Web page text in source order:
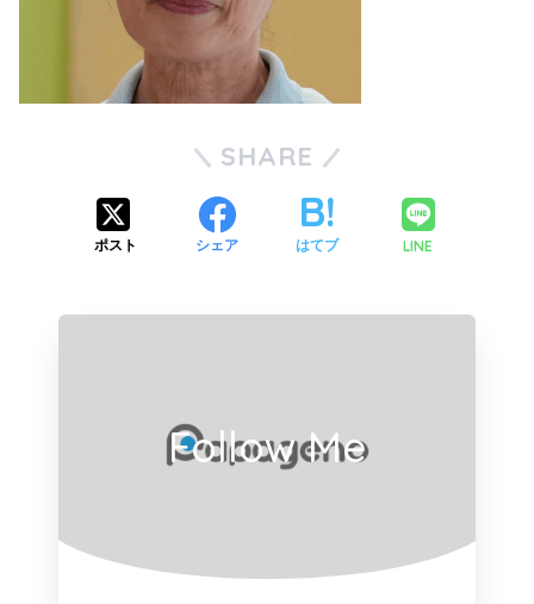
SHARE
ポスト シェア はてブ LINE
Follow Me